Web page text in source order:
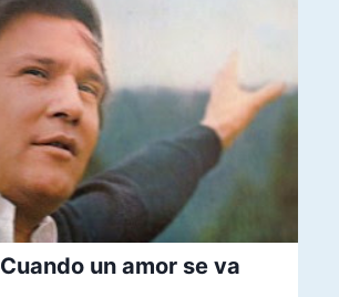
un amor se va